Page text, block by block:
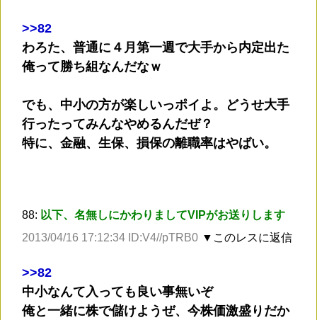
>>82
わろた、普通に４月第一週で大手から内定出た
俺って勝ち組なんだなｗ
でも、中小の方が楽しいっポイよ。どうせ大手
行ったってみんなやめるんだぜ？
特に、金融、生保、損保の離職率はやばい。
88: 以下、名無しにかわりましてVIPがお送りします
2013/04/16 17:12:34 ID:V4//pTRB0 ▼このレスに返信
>>82
中小なんて入っても良い事無いぞ
俺と一緒に株で儲けようぜ、今株価激盛りだか